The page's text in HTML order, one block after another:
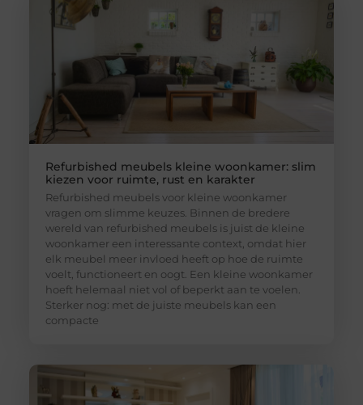
Refurbished meubels kleine woonkamer: slim
kiezen voor ruimte, rust en karakter
Refurbished meubels voor kleine woonkamer
vragen om slimme keuzes. Binnen de bredere
wereld van refurbished meubels is juist de kleine
woonkamer een interessante context, omdat hier
elk meubel meer invloed heeft op hoe de ruimte
voelt, functioneert en oogt. Een kleine woonkamer
hoeft helemaal niet vol of beperkt aan te voelen.
Sterker nog: met de juiste meubels kan een
compacte